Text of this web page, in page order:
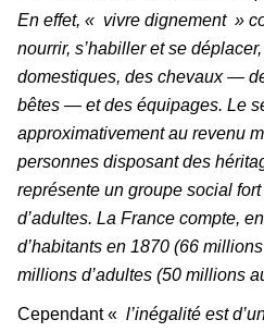
En effet, « vivre dignement »
nourrir, s’habiller et se
domestiques, des chevaux —
bêtes — et des équipages. Le
approximativement au revenu
personnes disposant des
représente un groupe social
d’adultes. La France compte,
d’habitants en 1870 (66
millions d’adultes (50 millions
Cependant « l’inégalité est